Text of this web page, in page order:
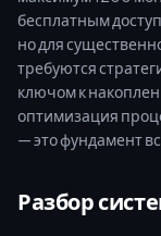
бесплатным
но для
требуются
ключом к
оптимизация
— это фундамент
Разбор